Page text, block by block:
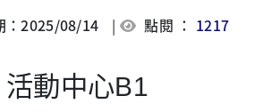
：2025/08/14 | 點閱 ： 1217
活動中心B1